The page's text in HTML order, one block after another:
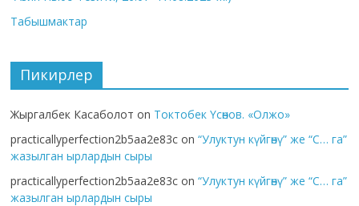
Табышмактар
Пикирлер
Жыргалбек Касаболот on Токтобек Үсөнов. «Олжо»
practicallyperfection2b5aa2e83c on“Улуктун күйгөнү” же “С… га”
жазылган ырлардын сыры
practicallyperfection2b5aa2e83c on“Улуктун күйгөнү” же “С… га”
жазылган ырлардын сыры